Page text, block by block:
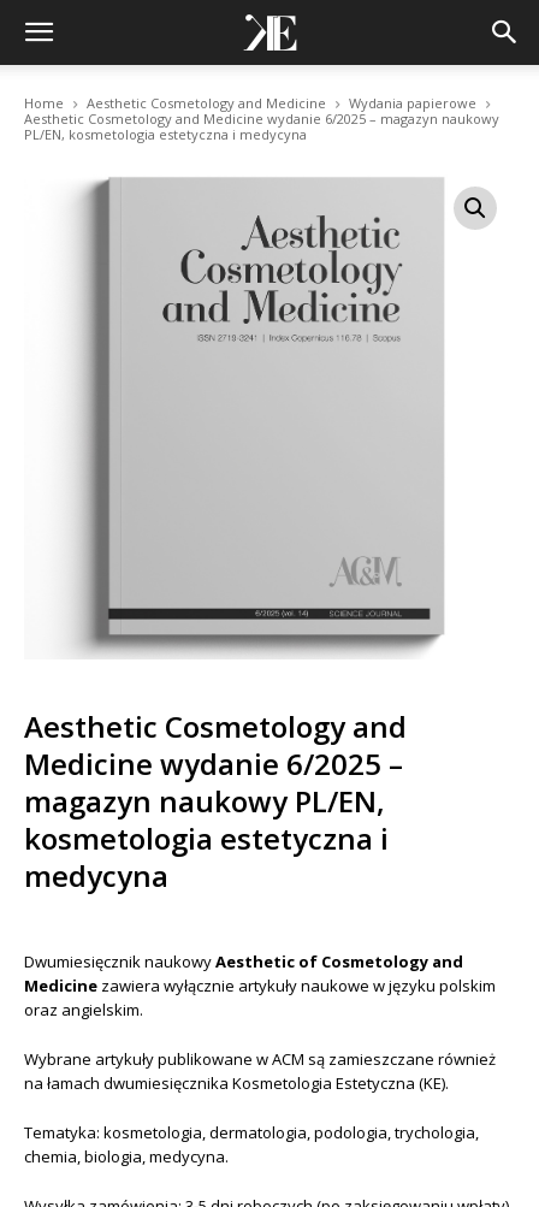
Home Aesthetic Cosmetology and Medicine
Wydania papierowe
Aesthetic Cosmetology and Medicine wydanie 6/2025 – magazyn naukowy
PL/EN, kosmetologia estetyczna i medycyna
Aesthetic Cosmetology and
Medicine wydanie 6/2025 –
magazyn naukowy PL/EN,
kosmetologia estetyczna i
medycyna
Dwumiesięcznik naukowyAesthetic of Cosmetology and
Medicine zawiera wyłącznie artykuły naukowe w języku polskim
oraz angielskim.
Wybrane artykuły publikowane w ACM są zamieszczane również
na łamach dwumiesięcznika Kosmetologia Estetyczna (KE).
Tematyka: kosmetologia, dermatologia, podologia, trychologia,
chemia, biologia, medycyna.